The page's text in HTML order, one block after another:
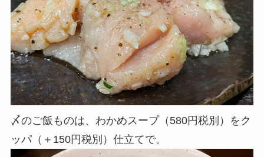
〆のご飯ものは、わかめスープ（580円税別）をク
ッパ（＋150円税別）仕立てで。